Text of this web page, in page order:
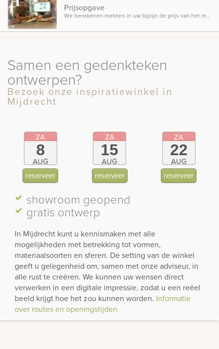
Prijsopgave
We berekenen meteen in uw bijzijn de prijs van het monument, zodat u weet waar u aan toe bent.
Samen een gedenkteken
ontwerpen?
Bezoek onze inspiratiewinkel in
Mijdrecht
ZA
8
AUG
reserveer
ZA
15
AUG
reserveer
ZA
22
AUG
reserveer
showroom geopend
gratis ontwerp
In Mijdrecht kunt u kennismaken met alle
mogelijkheden met betrekking tot vormen,
materiaalsoorten en sferen. De setting van de winkel
geeft u gelegenheid om, samen met onze adviseur, in
alle rust te creëren. We kunnen uw wensen direct
verwerken in een digitale impressie, zodat u een reëel
beeld krijgt hoe het zou kunnen worden. Informatie
over routes en openingstijden